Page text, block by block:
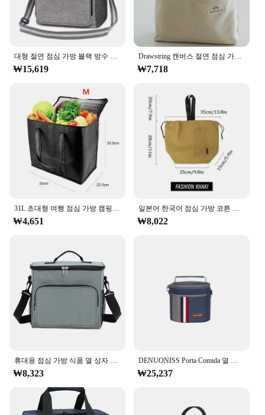
대형 절연 점심 가방 블랙 방수 누출 방지 두꺼운 휴대용/어깨 운반 야외 피크닉 점심 가방
₩15,619
Drawstring 캔버스 절연 점심 가방 사무실 야외 피크닉을위한 두꺼운 알루미늄 호일 열 도시락 상자 토트 쿨러 핸드백
₩7,718
31L 초대형 여행 점심 가방 캠핑 쿨러 박스 피크닉 가방 음료 얼음 절연 쿨러 쿨 가방 음식 음료 보관
₩4,651
일본어 한국어 점심 가방 코튼 캔버스 대형 솔리드 컬러 Drawstring 휴대용 열 절연 피크닉 보관 도시락 상자 가방
₩8,022
휴대용 점심 가방 식품 열 상자 조절 가능한 어깨 끈 절연 케이스가있는 내구성 방수 사무실 쿨러 도시락 상자. zmt
₩8,323
DENUONISS Porta Comida 열 가방 Bolsa Isotermica Lonchera 식품 가방 휴대용 점심 냉장고 열 점심 가방
₩25,237